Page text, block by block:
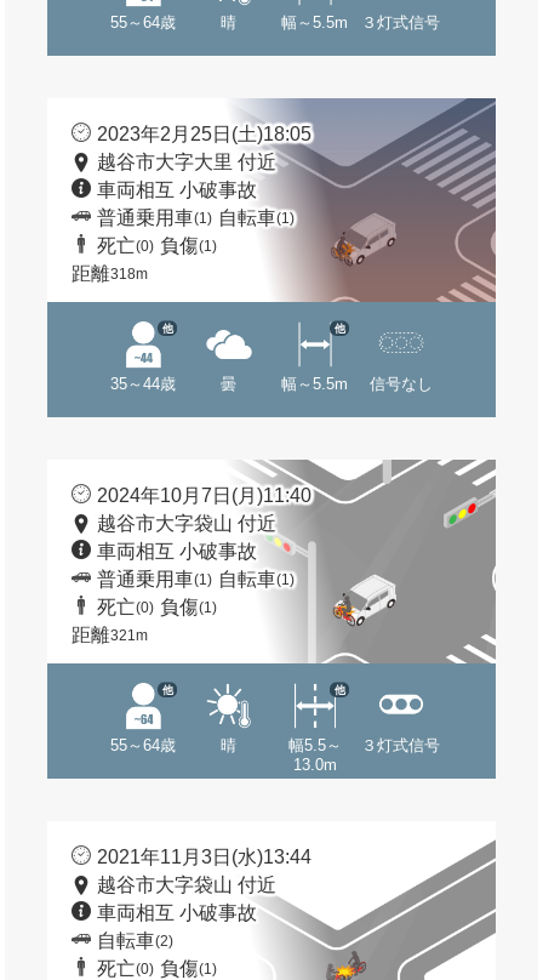
55～64歳 晴 幅～5.5m ３灯式信号
2023年2月25日(土)18:05
越谷市大字大里 付近
車両相互 小破事故
普通乗用車(1) 自転車(1)
死亡(0) 負傷(1)
距離318m
35～44歳
他
曇 幅～5.5m
他
信号なし
2024年10月7日(月)11:40
越谷市大字袋山 付近
車両相互 小破事故
普通乗用車(1) 自転車(1)
死亡(0) 負傷(1)
距離321m
55～64歳
他
晴
幅5.5～
13.0m
他
３灯式信号
2021年11月3日(水)13:44
越谷市大字袋山 付近
車両相互 小破事故
自転車(2)
死亡(0) 負傷(1)